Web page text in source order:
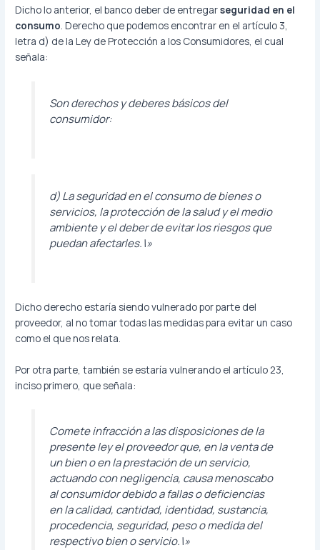
Dicho lo anterior, el banco deber de entregarseguridad en el
consumo. Derecho que podemos encontrar en el artículo 3,
letra d) de la Ley de Protección a los Consumidores, el cual
señala:
Son derechos y deberes básicos del
consumidor:
d) La seguridad en el consumo de bienes o
servicios, la protección de la salud y el medio
ambiente y el deber de evitar los riesgos que
puedan afectarles.\»
Dicho derecho estaría siendo vulnerado por parte del
proveedor, al no tomar todas las medidas para evitar un caso
como el que nos relata.
Por otra parte, también se estaría vulnerando el artículo 23,
inciso primero, que señala:
Comete infracción a las disposiciones de la
presente ley el proveedor que, en la venta de
un bien o en la prestación de un servicio,
actuando con negligencia, causa menoscabo
al consumidor debido a fallas o deficiencias
en la calidad, cantidad, identidad, sustancia,
procedencia, seguridad, peso o medida del
respectivo bien o servicio.\»